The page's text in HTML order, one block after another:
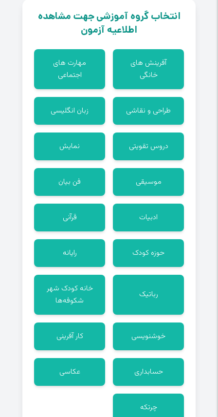
انتخاب گروه آموزشی جهت مشاهده
اطلاعیه آزمون
آفرینش های
خانگی
مهارت های
اجتماعی
طراحی و نقاشی زبان انگلیسی
دروس تقویتی نمایش
موسیقی فن بیان
ادبیات قرآنی
حوزه کودک رایانه
رباتیک
خانه کودک شهر
شکوفه‌ها
خوشنویسی کار آفرینی
حسابداری عکاسی
چرتکه